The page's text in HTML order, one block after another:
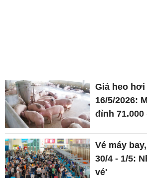
Giá heo
16/5/2026:
đỉnh
Vé máy
30/4 - 1/5:
vé'